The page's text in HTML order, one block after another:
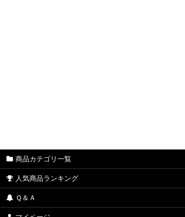
商品カテゴリ一覧
人気商品ランキング
Ｑ＆Ａ